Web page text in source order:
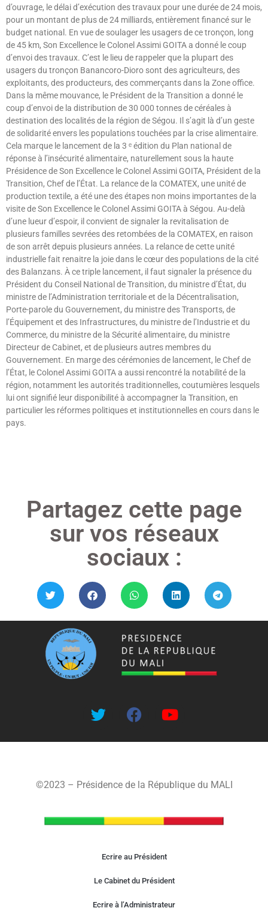
d’ouvrage, le délai d’exécution des travaux pour une durée de 24 mois,
pour un montant de plus de 24 milliards, entièrement financé sur le
budget national. En vue de soulager les usagers de ce tronçon, long
de 45 km, Son Excellence le Colonel Assimi GOITA a donné le coup
d’envoi des travaux. C’est le lieu de rappeler que la plupart des
usagers du tronçon Banancoro-Dioro sont des agriculteurs, des
exploitants, des producteurs, des commerçants dans la Zone office.
Dans la même mouvance, le Président de la Transition a donné le
coup d’envoi de la distribution de 30 000 tonnes de céréales à
destination des localités de la région de Ségou. Il s’agit là d’un geste
de solidarité envers les populations touchées par la crise alimentaire.
Cela marque le lancement de la 3 ᵉ édition du Plan national de
réponse à l’insécurité alimentaire, naturellement sous la haute
Présidence de Son Excellence le Colonel Assimi GOITA, Président de la
Transition, Chef de l’État. La relance de la COMATEX, une unité de
production textile, a été une des étapes non moins importantes de la
visite de Son Excellence le Colonel Assimi GOITA à Ségou. Au-delà
d’une lueur d’espoir, il convient de signaler la revitalisation de
plusieurs familles sevrées des retombées de la COMATEX, en raison
de son arrêt depuis plusieurs années. La relance de cette unité
industrielle fait renaitre la joie dans le cœur des populations de la cité
des Balanzans. À ce triple lancement, il faut signaler la présence du
Président du Conseil National de Transition, du ministre d’État, du
ministre de l’Administration territoriale et de la Décentralisation,
Porte-parole du Gouvernement, du ministre des Transports, de
l’Équipement et des Infrastructures, du ministre de l’Industrie et du
Commerce, du ministre de la Sécurité alimentaire, du ministre
Directeur de Cabinet, et de plusieurs autres membres du
Gouvernement. En marge des cérémonies de lancement, le Chef de
l’État, le Colonel Assimi GOITA a aussi rencontré la notabilité de la
région, notamment les autorités traditionnelles, coutumières lesquels
lui ont signifié leur disponibilité à accompagner la Transition, en
particulier les réformes politiques et institutionnelles en cours dans le
pays.
Partagez cette page
sur vos réseaux
sociaux :
©2023 – Présidence de la République du MALI
Ecrire au Président
Le Cabinet du Président
Ecrire à l’Administrateur